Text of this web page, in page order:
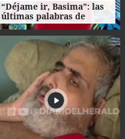
“Déjame ir, Basima”: las
últimas palabras de
Nasser Hilsaca antes de
morir